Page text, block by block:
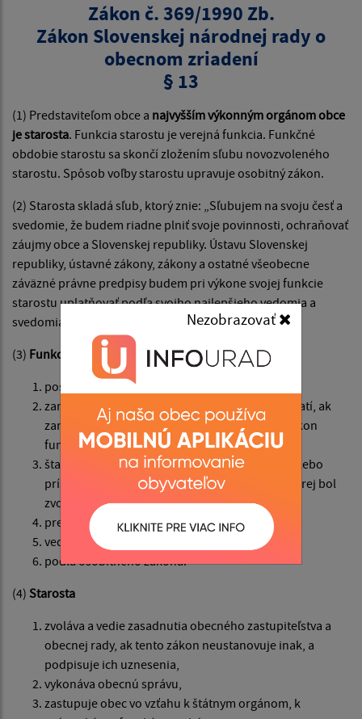
Nezobrazovať
Zákon č. 369/1990 Zb.
Zákon Slovenskej národnej rady o
obecnom zriadení
§ 13
(1) Predstaviteľom obce a najvyšším výkonným orgánom obce
je starosta. Funkcia starostu je verejná funkcia. Funkčné
obdobie starostu sa skončí zložením sľubu novozvoleného
starostu. Spôsob voľby starostu upravuje osobitný zákon.
(2) Starosta skladá sľub, ktorý znie: „Sľubujem na svoju česť a
svedomie, že budem riadne plniť svoje povinnosti, ochraňovať
záujmy obce a Slovenskej republiky. Ústavu Slovenskej
republiky, ústavné zákony, zákony a ostatné všeobecne
záväzné právne predpisy budem pri výkone svojej funkcie
starostu uplatňovať podľa svojho najlepšieho vedomia a
svedomia.
(3) Funkcia starostu je nezlučiteľná s funkciou
poslanca,
zamestnanca obce, v ktorej bol zvolený; to neplatí, ak
zamestnanec obce je dlhodobo uvoľnený na výkon
funkcie starostu,
štatutárneho orgánu rozpočtovej organizácie alebo
príspevkovej organizácie zriadenej obcou, v ktorej bol
zvolený,
predsedu samosprávneho kraja,
vedúceho zamestnanca orgánu štátnej správy,
podľa osobitného zákona.
(4) Starosta
zvoláva a vedie zasadnutia obecného zastupiteľstva a
obecnej rady, ak tento zákon neustanovuje inak, a
podpisuje ich uznesenia,
vykonáva obecnú správu,
zastupuje obec vo vzťahu k štátnym orgánom, k